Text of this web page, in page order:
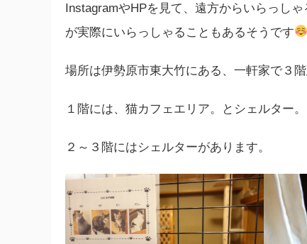
InstagramやHPを見て、遠方からいらっし
が実際にいらっしゃることもあるそうです
場所は伊勢原市東大竹にある、一軒家で３階
１階には、猫カフェエリア。とシェルター。
２～３階にはシェルターがあります。